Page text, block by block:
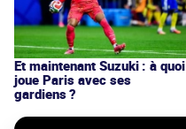
Et maintenant Suzuki : à quoi
joue Paris avec ses
gardiens ?